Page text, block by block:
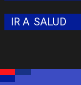
IR A SALUD